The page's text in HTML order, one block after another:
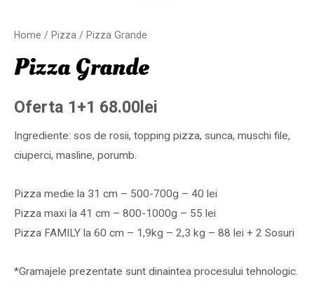
Home / Pizza / Pizza Grande
Pizza Grande
Oferta 1+1 68.00 lei
Ingrediente: sos de rosii, topping pizza, sunca, muschi file,
ciuperci, masline, porumb.
Pizza medie la 31 cm – 500-700g – 40 lei
Pizza maxi la 41 cm – 800-1000g – 55 lei
Pizza FAMILY la 60 cm – 1,9kg – 2,3 kg – 88 lei + 2 Sosuri
*Gramajele prezentate sunt dinaintea procesului tehnologic.